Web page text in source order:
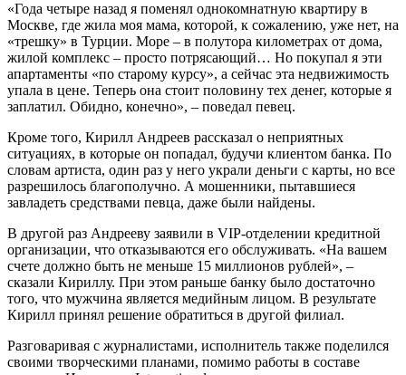
«Года четыре назад я поменял однокомнатную квартиру в
Москве, где жила моя мама, которой, к сожалению, уже нет, на
«трешку» в Турции. Море – в полутора километрах от дома,
жилой комплекс – просто потрясающий… Но покупал я эти
апартаменты «по старому курсу», а сейчас эта недвижимость
упала в цене. Теперь она стоит половину тех денег, которые я
заплатил. Обидно, конечно», – поведал певец.
Кроме того, Кирилл Андреев рассказал о неприятных
ситуациях, в которые он попадал, будучи клиентом банка. По
словам артиста, один раз у него украли деньги с карты, но все
разрешилось благополучно. А мошенники, пытавшиеся
завладеть средствами певца, даже были найдены.
В другой раз Андрееву заявили в VIP-отделении кредитной
организации, что отказываются его обслуживать. «На вашем
счете должно быть не меньше 15 миллионов рублей», –
сказали Кириллу. При этом раньше банку было достаточно
того, что мужчина является медийным лицом. В результате
Кирилл принял решение обратиться в другой филиал.
Разговаривая с журналистами, исполнитель также поделился
своими творческими планами, помимо работы в составе